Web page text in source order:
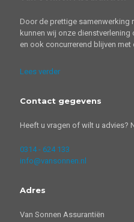
Door de prettige samenwerking
kunnen wij onze dienstverlening
en ook concurrerend blijven met
Lees verder
Contact gegevens
Heeft u vragen of wilt u advies?
0314 - 624 133
info@vansonnen.nl
Adres
Van Sonnen Assurantiën